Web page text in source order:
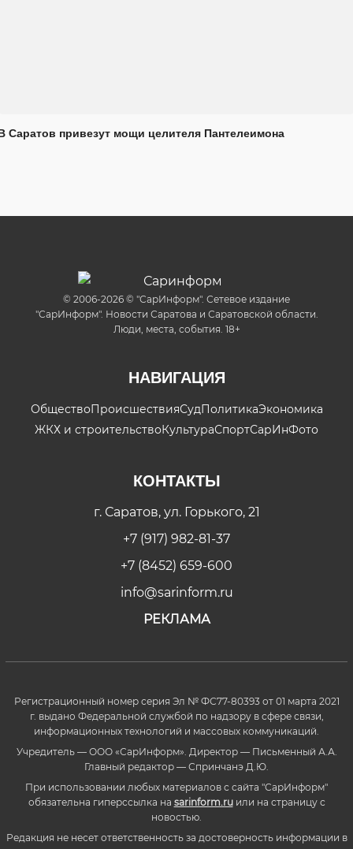
Саратов привезут мощи целителя Пантелеимона
© 2006-2026 © "СарИнформ". Сетевое издание
"СарИнформ". Новости Саратова и Саратовской области.
Люди, места, события. 18+
НАВИГАЦИЯ
ОбществоПроисшествияСудПолитикаЭкономика
ЖКХ и строительствоКультураСпортСарИнФото
КОНТАКТЫ
г. Саратов, ул. Горького, 21
+7 (917) 982-81-37
+7 (8452) 659-600
info@sarinform.ru
РЕКЛАМА
Регистрационный номер серия Эл № ФС77-80393 от 01 марта 2021
г. выдано Федеральной службой по надзору в сфере связи,
информационных технологий и массовых коммуникаций.
Учредитель — ООО «СарИнформ». Директор — Письменный А.А.
Главный редактор — Спринчанэ Д.Ю.
При использовании любых материалов с сайта "СарИнформ"
обязательна гиперссылка на sarinform.ruили на страницу с
новостью.
Редакция не несет ответственность за достоверность информации в